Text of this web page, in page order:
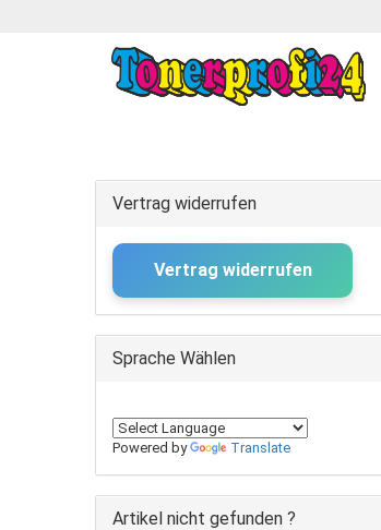
Vertrag widerrufen
Vertrag widerrufen
Sprache Wählen
Powered by Translate
Artikel nicht gefunden ?